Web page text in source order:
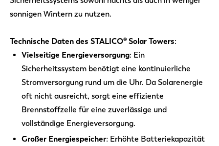
sonnigen Wintern zu nutzen.
Technische Daten des STALICO® Solar Towers:
Vielseitige Energieversorgung: Ein
Sicherheitssystem benötigt eine kontinuierliche
Stromversorgung rund um die Uhr. Da Solarenergie
oft nicht ausreicht, sorgt eine effiziente
Brennstoffzelle für eine zuverlässige und
vollständige Energieversorgung.
Großer Energiespeicher: Erhöhte Batteriekapazität